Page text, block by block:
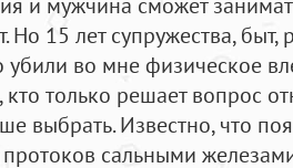
Но 15 лет супружества, быт,
убили во мне физическое
только решает вопрос
выбрать. Известно, что
сальными